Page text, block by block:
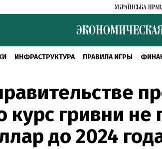
ИНФРАСТРУКТУРА ПРАВИЛА ИГРЫ
курс гривни не
до 2024